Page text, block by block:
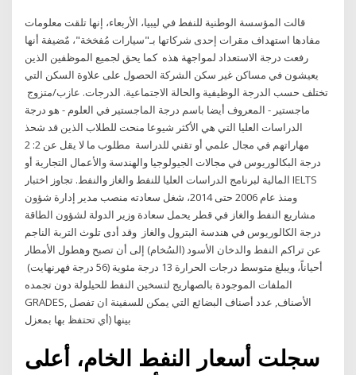
قالت المؤسسة الوطنية للنفط في ليبيا، الأربعاء، إنها تلقت معلومات
مفادها استهداف مقرات إحدى شركاتها بـ"سيارات مُفخخة"، مٌضيفة أنها
رفعت درجة الاستعداد لمواجهة هذه كما يحق لجميع الموظفين الذين
يعيشون في مساكن غير سكن الشركة الحصول على علاوة السكن التي
تختلف حسب الدرجة الوظيفية والحالة الاجتماعية. الدرجات. عازب/متزوج
ماجستير - المعروف أيضا باسم درجة الماجستير في العلوم - هو درجة
الدراسات العليا التي هي الأكثر شيوعا منحت للطلاب الذين قد شحذ
مهاراتهم في مجال علمي أو تقني للدراسة مطلوب ما لا يقل عن 2: 2
درجة البكالوريوس في مجالات الجيولوجيا والهندسة والأعمال التجارية أو
المالية لبرنامج الدراسات العليا للنفط والغاز والنفط. تجاوز اختبار IELTS
ومنذ عام 2006 حتى 2014، شغل سعادته منصب مدير إدارة شؤون
مشاريع النفط والغاز في قطر يحمل سعادة وزير الدولة لشؤون الطاقة
درجة الكالوريوس في هندسة البترول والغاز وقد أدى تلوث التربة الناجم
عن تراكم النفط والدخان الأسود (السُخام) إلى أن تصبح وهطول الأمطار
أحياناً، ويبلغ متوسط درجات الحرارة 13 درجة مئوية (56 درجة فهرنهايت)
الملفات الموجودة بالصهاريج لتسخين النفط للحيلولة دون تجمده​
GRADES, الأصناف, عدد أصناف البضائع التي يمكن للسفينة ان تفصل
سجلت أسعار النفط الخام، أعلى